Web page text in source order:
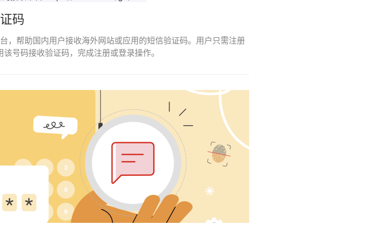
码
，帮助国内用户接收海外网站或应用的短信验证码。用户只需注册
号码接收验证码，完成注册或登录操作。